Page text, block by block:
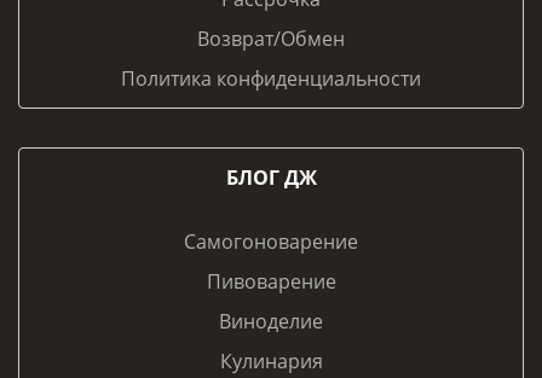
Возврат/Обмен
Политика конфиденциальности
БЛОГ ДЖ
Самогоноварение
Пивоварение
Виноделие
Кулинария